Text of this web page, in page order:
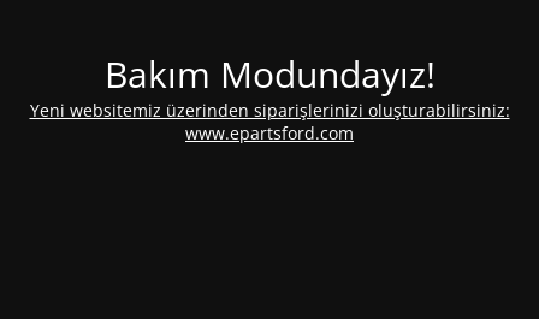
Bakım Modundayız!
Yeni websitemiz üzerinden siparişlerinizi oluşturabilirsiniz:
www.epartsford.com